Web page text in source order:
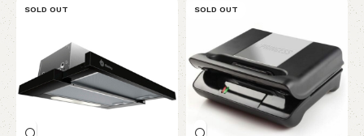
SOLD OUT SOLD OUT